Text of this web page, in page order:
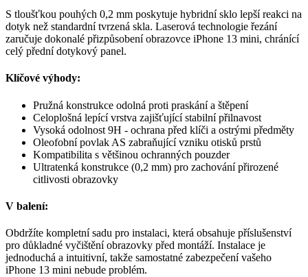
S tloušťkou pouhých 0,2 mm poskytuje hybridní sklo lepší reakci na
dotyk než standardní tvrzená skla. Laserová technologie řezání
zaručuje dokonalé přizpůsobení obrazovce iPhone 13 mini, chránící
celý přední dotykový panel.
Klíčové výhody:
Pružná konstrukce odolná proti praskání a štěpení
Celoplošná lepící vrstva zajišťující stabilní přilnavost
Vysoká odolnost 9H - ochrana před klíči a ostrými předměty
Oleofobní povlak AS zabraňující vzniku otisků prstů
Kompatibilita s většinou ochranných pouzder
Ultratenká konstrukce (0,2 mm) pro zachování přirozené
citlivosti obrazovky
V balení:
Obdržíte kompletní sadu pro instalaci, která obsahuje příslušenství
pro důkladné vyčištění obrazovky před montáží. Instalace je
jednoduchá a intuitivní, takže samostatné zabezpečení vašeho
iPhone 13 mini nebude problém.